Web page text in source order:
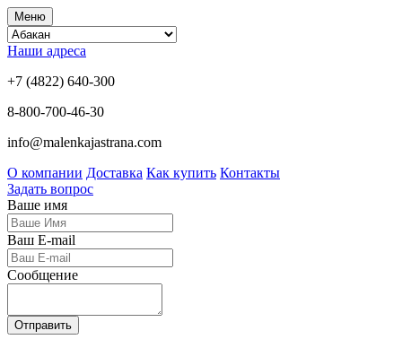
Меню
Наши адреса
+7 (4822) 640-300
8-800-700-46-30
info@malenkajastrana.com
О компании Доставка Как купить Контакты
Задать вопрос
Ваше имя
Ваш E-mail
Сообщение
Отправить